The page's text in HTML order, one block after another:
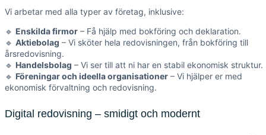
Vi arbetar med alla typer av företag, inklusive:
🔹 Enskilda firmor – Få hjälp med bokföring och deklaration.
🔹 Aktiebolag – Vi sköter hela redovisningen, från bokföring till
årsredovisning.
🔹 Handelsbolag – Vi ser till att ni har en stabil ekonomisk struktur.
🔹 Föreningar och ideella organisationer – Vi hjälper er med
ekonomisk förvaltning och redovisning.
Digital redovisning – smidigt och modernt